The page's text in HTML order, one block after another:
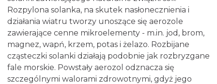
Rozpylona solanka, na skutek nasłonecznienia i
działania wiatru tworzy unoszące się aerozole
zawierające cenne mikroelementy - m.in. jod, brom,
magnez, wapń, krzem, potas i żelazo. Rozbijane
cząsteczki solanki działają podobnie jak rozbryzgane
fale morskie. Powstały aerozol odznacza się
szczególnymi walorami zdrowotnymi, gdyż jego